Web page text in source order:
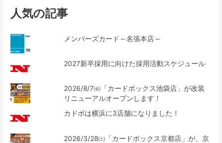
人気の記事
メンバーズカード～名張本店～
2027新卒採用に向けた採用活動スケジュール
2026/8/7㈮「カードボックス池袋店」が改装
リニューアルオープンします！
カドボは横浜に3店舗になりました！
2026/3/28㈯「カードボックス京都店」が、京